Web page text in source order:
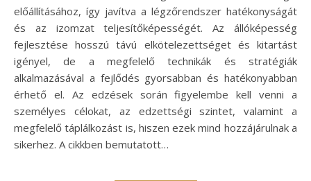
előállításához, így javítva a légzőrendszer hatékonyságát
és az izomzat teljesítőképességét. Az állóképesség
fejlesztése hosszú távú elkötelezettséget és kitartást
igényel, de a megfelelő technikák és stratégiák
alkalmazásával a fejlődés gyorsabban és hatékonyabban
érhető el. Az edzések során figyelembe kell venni a
személyes célokat, az edzettségi szintet, valamint a
megfelelő táplálkozást is, hiszen ezek mind hozzájárulnak a
sikerhez. A cikkben bemutatott…